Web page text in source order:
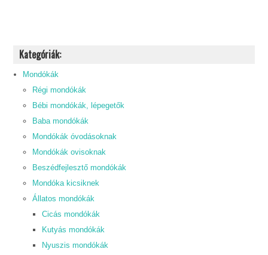
Kategóriák:
Mondókák
Régi mondókák
Bébi mondókák, lépegetők
Baba mondókák
Mondókák óvodásoknak
Mondókák ovisoknak
Beszédfejlesztő mondókák
Mondóka kicsiknek
Állatos mondókák
Cicás mondókák
Kutyás mondókák
Nyuszis mondókák